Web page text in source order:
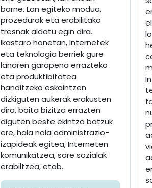
barne. Lan egiteko modua,
prozedurak eta erabilitako
tresnak aldatu egin dira.
Ikastaro honetan, Internetek
eta teknologia berriek gure
lanaren garapena errazteko
eta produktibitatea
handitzeko eskaintzen
dizkiguten aukerak erakusten
dira, baita bizitza errazten
diguten beste ekintza batzuk
ere, hala nola administrazio-
izapideak egitea, Interneten
komunikatzea, sare sozialak
erabiltzea, etab.